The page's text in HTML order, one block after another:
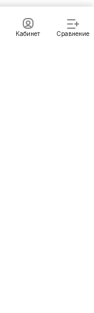
Кабинет Сравнение